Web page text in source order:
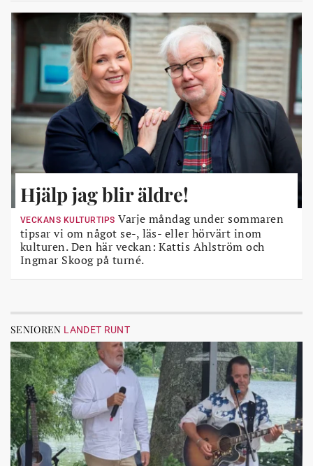
Hjälp jag blir äldre!
VECKANS KULTURTIPS Varje måndag under sommaren
tipsar vi om något se-, läs- eller hörvärt inom
kulturen. Den här veckan: Kattis Ahlström och
Ingmar Skoog på turné.
SENIOREN LANDET RUNT